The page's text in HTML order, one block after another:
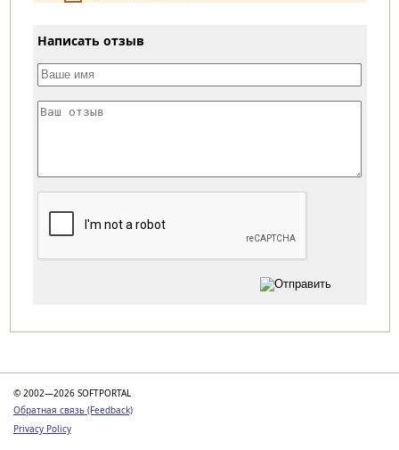
Написать отзыв
© 2002—2026 SOFTPORTAL
Обратная связь (Feedback)
Privacy Policy